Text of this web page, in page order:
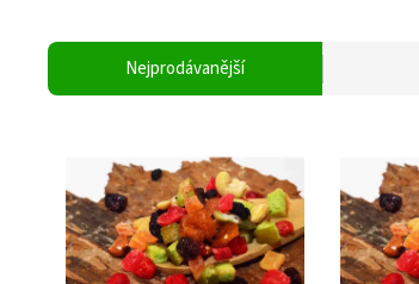
Nejprodávanější